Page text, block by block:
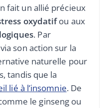
fait un allié précieux
oxydatifou aux
. Par
son action sur la
naturelle pour
tandis que la
lié à l’insomnie. De
le ginseng ou